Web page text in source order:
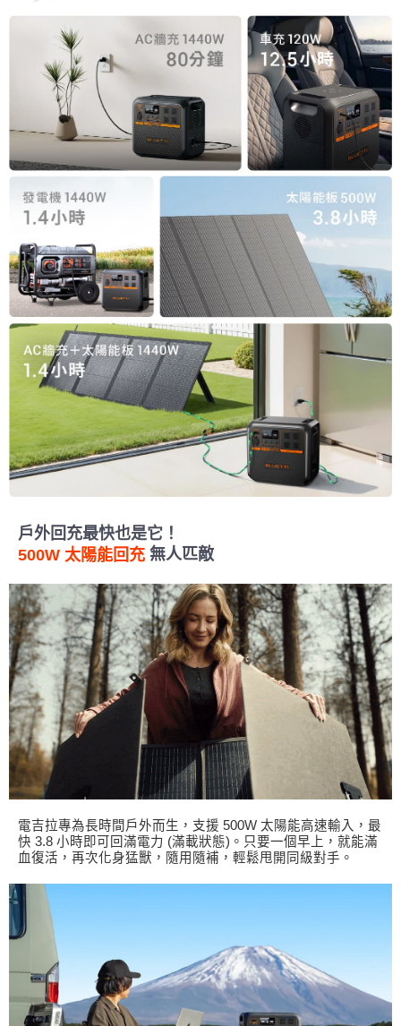
戶外回充最快也是它！
500W 太陽能回充 無人匹敵
電吉拉專為長時間戶外而生，支援 500W 太陽能高速輸入，最
快 3.8 小時即可回滿電力 (滿載狀態)。只要一個早上，就能滿
血復活，再次化身猛獸，隨用隨補，輕鬆甩開同級對手。